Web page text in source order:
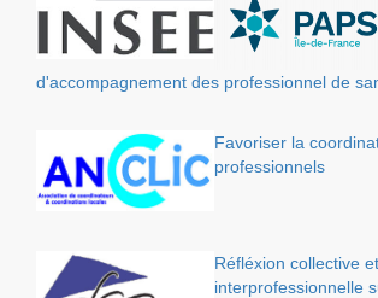
d'accompagnement des professionnel de
Favoriser la
professionnels
Réfléxion collective et
interprofessionnelle